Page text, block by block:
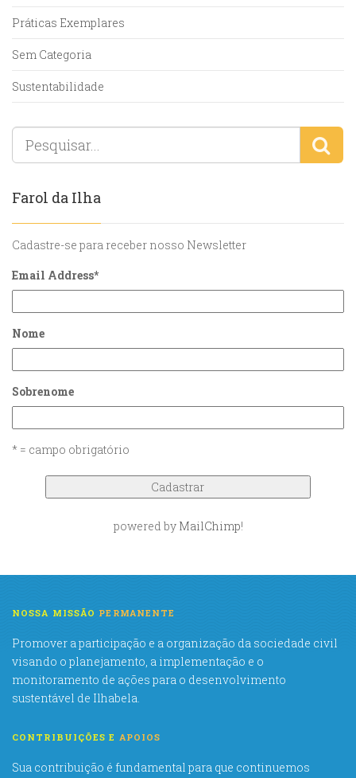
Práticas Exemplares
Sem Categoria
Sustentabilidade
Farol da Ilha
Cadastre-se para receber nosso Newsletter
Email Address*
Nome
Sobrenome
* = campo obrigatório
powered by MailChimp!
NOSSA MISSÃO PERMANENTE
Promover a participação e a organização da sociedade civil
visando o planejamento, a implementação e o
monitoramento de ações para o desenvolvimento
sustentável de Ilhabela.
CONTRIBUIÇÕES E APOIOS
Sua contribuição é fundamental para que continuemos